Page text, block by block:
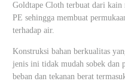
Goldtape Cloth terbuat dari
PE sehingga membuat
terhadap air​.
Konstruksi bahan berkualitas
jenis ini tidak mudah sobek dan
beban dan tekanan berat